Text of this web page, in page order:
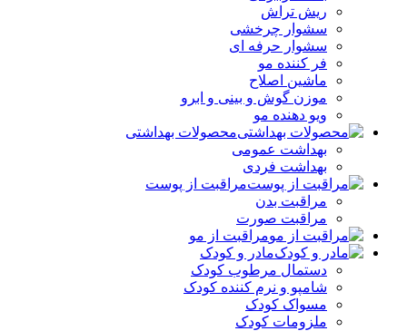
ریش تراش
سشوار چرخشی
سشوار حرفه ای
فر کننده‌ مو
ماشین اصلاح
موزن گوش و بینی و ابرو
ویو دهنده مو
محصولات بهداشتی
بهداشت عمومی
بهداشت فردی
مراقبت از پوست
مراقبت بدن
مراقبت صورت
مراقبت از مو
مادر و کودک
دستمال مرطوب کودک
شامپو و نرم کننده کودک
مسواک کودک
ملزومات کودک